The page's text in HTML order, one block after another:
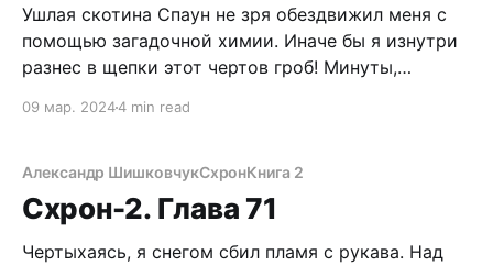
Ушлая скотина Спаун не зря обездвижил меня с
помощью загадочной химии. Иначе бы я изнутри
разнес в щепки этот чертов гроб! Минуты,
превращались в темную безмолвную вечность. А
закопали, насыпав сверху пару метров земли? Да
09 мар. 20244 min read
Александр ШишковчукСхронКнига 2
Схрон-2. Глава 71
Чертыхаясь, я снегом сбил пламя с рукава. Над